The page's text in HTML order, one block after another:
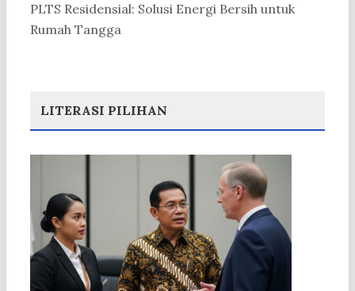
PLTS Residensial: Solusi Energi Bersih untuk
Rumah Tangga
LITERASI PILIHAN